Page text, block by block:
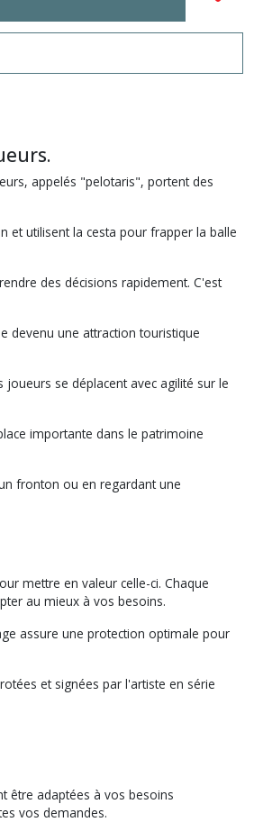
appelés "pelotaris", portent des
et utilisent la cesta pour frapper la balle
des décisions rapidement. C'est
devenu une attraction touristique
se déplacent avec agilité sur le
importante dans le patrimoine
fronton ou en regardant une
mettre en valeur celle-ci. Chaque
au mieux à vos besoins.
assure une protection optimale pour
et signées par l'artiste en série
être adaptées à vos besoins
vos demandes.